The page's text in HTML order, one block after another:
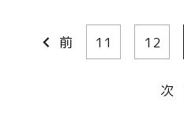
前 11 12
次